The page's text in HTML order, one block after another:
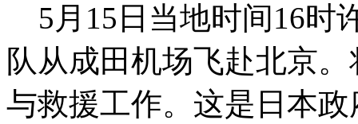
5月15日当地时间16时
队从成田机场飞赴北京
与救援工作。这是日本